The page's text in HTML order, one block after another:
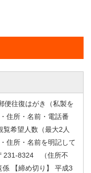
便往復はがき（私製を
住所・名前・電話番
覧希望人数（最大2人
住所・名前を明記して
231-8324 （住所不
【締め切り】 平成3